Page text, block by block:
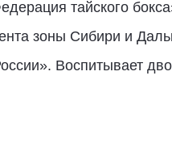
тайского
зоны Сибири и
Воспитывает